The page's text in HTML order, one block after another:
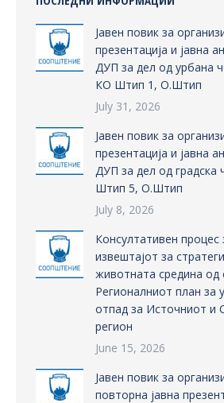
Јавен повик за
презентација и јавна
ДУП за дел од урбана
КО Штип 1, О.Штип
July 31, 2026
Јавен повик за
презентација и јавна
ДУП за дел од градска
Штип 5, О.Штип
July 8, 2026
Консултативен процес
извештајот за
животната средина од
Регионалниот план за
отпад за Источниот и
регион
June 15, 2026
Јавен повик за
повторна јавна